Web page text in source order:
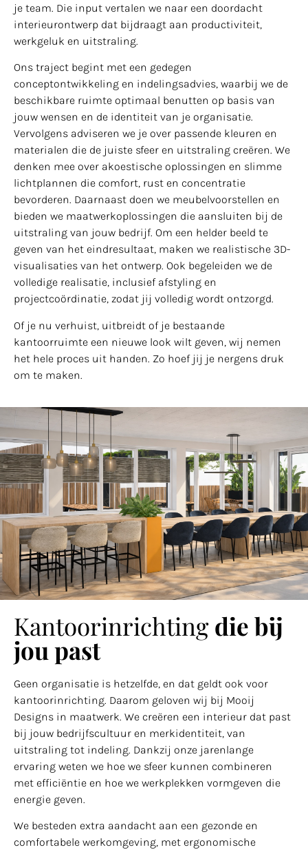
je team. Die input vertalen we naar een doordacht
interieurontwerp dat bijdraagt aan productiviteit,
werkgeluk en uitstraling.
Ons traject begint met een gedegen
conceptontwikkeling en indelingsadvies, waarbij we de
beschikbare ruimte optimaal benutten op basis van
jouw wensen en de identiteit van je organisatie.
Vervolgens adviseren we je over passende kleuren en
materialen die de juiste sfeer en uitstraling creëren. We
denken mee over akoestische oplossingen en slimme
lichtplannen die comfort, rust en concentratie
bevorderen. Daarnaast doen we meubelvoorstellen en
bieden we maatwerkoplossingen die aansluiten bij de
uitstraling van jouw bedrijf. Om een helder beeld te
geven van het eindresultaat, maken we realistische 3D-
visualisaties van het ontwerp. Ook begeleiden we de
volledige realisatie, inclusief afstyling en
projectcoördinatie, zodat jij volledig wordt ontzorgd.
Of je nu verhuist, uitbreidt of je bestaande
kantoorruimte een nieuwe look wilt geven, wij nemen
het hele proces uit handen. Zo hoef jij je nergens druk
om te maken.
Kantoorinrichtingdie bij
jou past
Geen organisatie is hetzelfde, en dat geldt ook voor
kantoorinrichting. Daarom geloven wij bij Mooij
Designs in maatwerk. We creëren een interieur dat past
bij jouw bedrijfscultuur en merkidentiteit, van
uitstraling tot indeling. Dankzij onze jarenlange
ervaring weten we hoe we sfeer kunnen combineren
met efficiëntie en hoe we werkplekken vormgeven die
energie geven.
We besteden extra aandacht aan een gezonde en
comfortabele werkomgeving, met ergonomische